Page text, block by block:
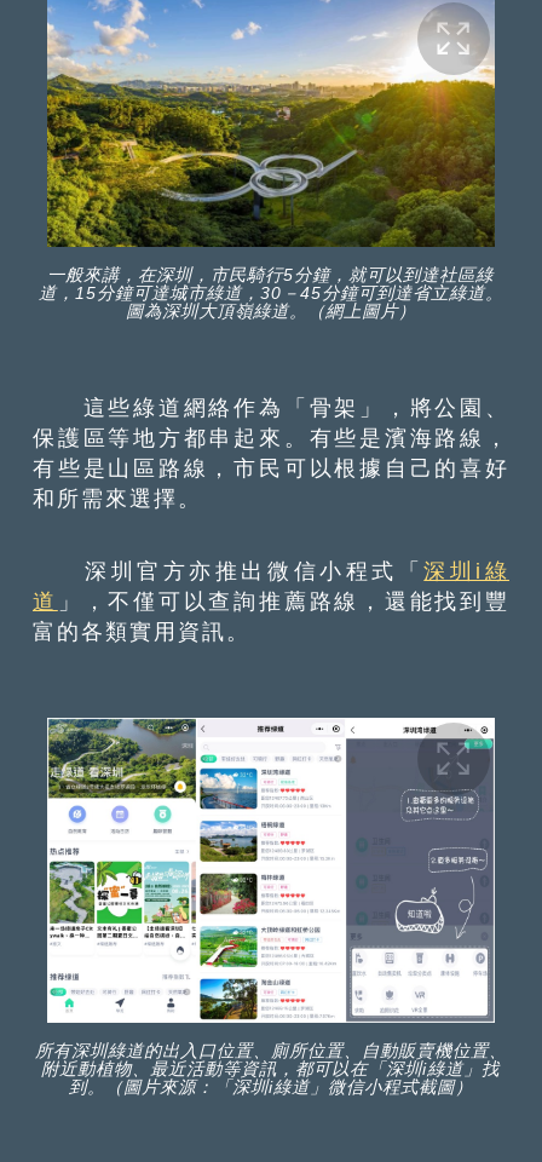
一般來講，在深圳，市民騎行5分鐘，就可以到達社區綠
道，15分鐘可達城市綠道，30－45分鐘可到達省立綠道。
圖為深圳大頂嶺綠道。（網上圖片）
這些綠道網絡作為「骨架」，將公園、
保護區等地方都串起來。有些是濱海路線，
有些是山區路線，市民可以根據自己的喜好
和所需來選擇。
深圳官方亦推出微信小程式「深圳i綠
道 」，不僅可以查詢推薦路線，還能找到豐
富的各類實用資訊。
所有深圳綠道的出入口位置、廁所位置、自動販賣機位置、
附近動植物、最近活動等資訊，都可以在「深圳i綠道」找
到。（圖片來源：「深圳i綠道」微信小程式截圖）